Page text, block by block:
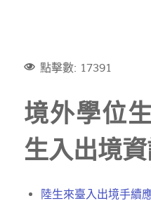
點擊數: 17391
境外學位
生入出境
陸生來臺入出境手續